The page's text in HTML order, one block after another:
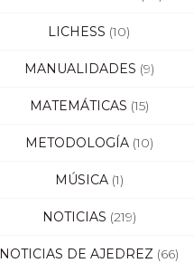
LICHESS (10)
MANUALIDADES (9)
MATEMÁTICAS (15)
METODOLOGÍA(10)
MÚSICA(1)
NOTICIAS (219)
NOTICIAS DE AJEDREZ (66)